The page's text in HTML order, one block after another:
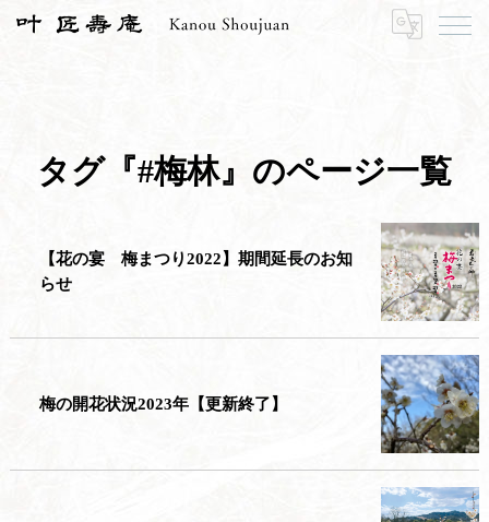
HOME
タグ『#梅林』のページ一覧
【花の宴 梅まつり2022】期間延長のお知
らせ
梅の開花状況2023年【更新終了】